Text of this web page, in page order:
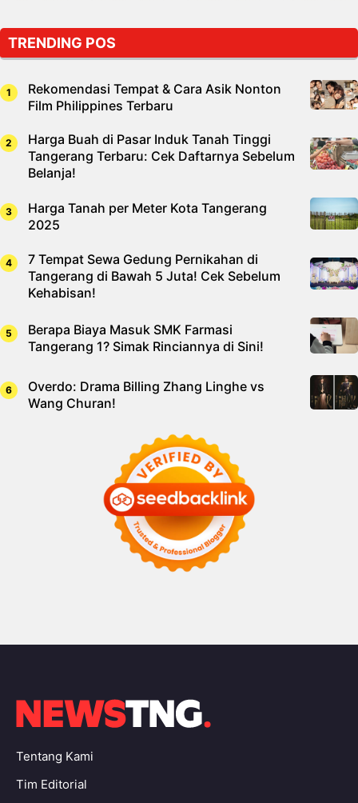
TRENDING POS
Rekomendasi Tempat & Cara Asik Nonton
Film Philippines Terbaru
Harga Buah di Pasar Induk Tanah Tinggi
Tangerang Terbaru: Cek Daftarnya Sebelum
Belanja!
Harga Tanah per Meter Kota Tangerang
2025
7 Tempat Sewa Gedung Pernikahan di
Tangerang di Bawah 5 Juta! Cek Sebelum
Kehabisan!
Berapa Biaya Masuk SMK Farmasi
Tangerang 1? Simak Rinciannya di Sini!
Overdo: Drama Billing Zhang Linghe vs
Wang Churan!
Tentang Kami
Tim Editorial